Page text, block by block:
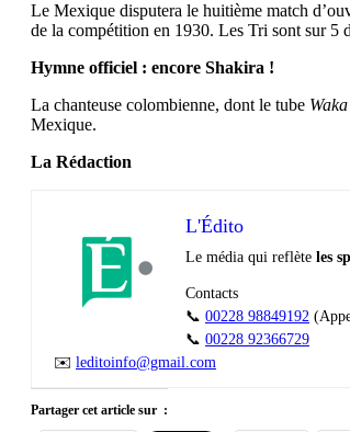
Le Mexique disputera le huitième match
de la compétition en 1930. Les Tri sont sur 5
Hymne officiel : encore Shakira !
La chanteuse colombienne, dont le tube
Mexique.
La Rédaction
L'Édito
Le média qui reflète les
Contacts
📞 00228 98849192
📞 00228 92366729
✉️ leditoinfo@gmail.com
Partager cet article sur :